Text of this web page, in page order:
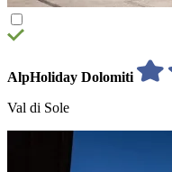
AlpHoliday Dolomiti
Val di Sole